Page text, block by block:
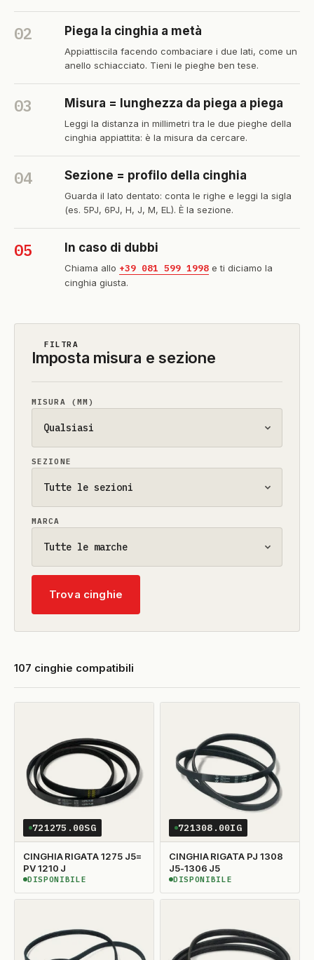
02 Piega la cinghia a metà
Appiattiscila facendo combaciare i due lati, come un
anello schiacciato. Tieni le pieghe ben tese.
03 Misura = lunghezza da piega a piega
Leggi la distanza in millimetri tra le due pieghe della
cinghia appiattita: è la misura da cercare.
04 Sezione = profilo della cinghia
Guarda il lato dentato: conta le righe e leggi la sigla
(es. 5PJ, 6PJ, H, J, M, EL). È la sezione.
05 In caso di dubbi
Chiama allo +39 081 599 1998 e ti diciamo la
cinghia giusta.
FILTRA
Imposta misura e sezione
MISURA (MM)
SEZIONE
MARCA
Trova cinghie
107 cinghie compatibili
721275.00SG
CINGHIA RIGATA 1275 J5=
PV 1210 J
DISPONIBILE
DISPONIBILE
721308.00IG
CINGHIA RIGATA PJ 1308
J5-1306 J5
DISPONIBILE
DISPONIBILE